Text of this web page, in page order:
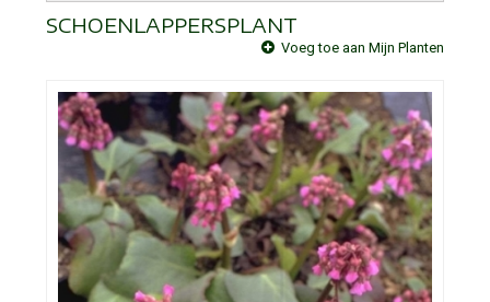
SCHOENLAPPERSPLANT
Voeg toe aan Mijn Planten